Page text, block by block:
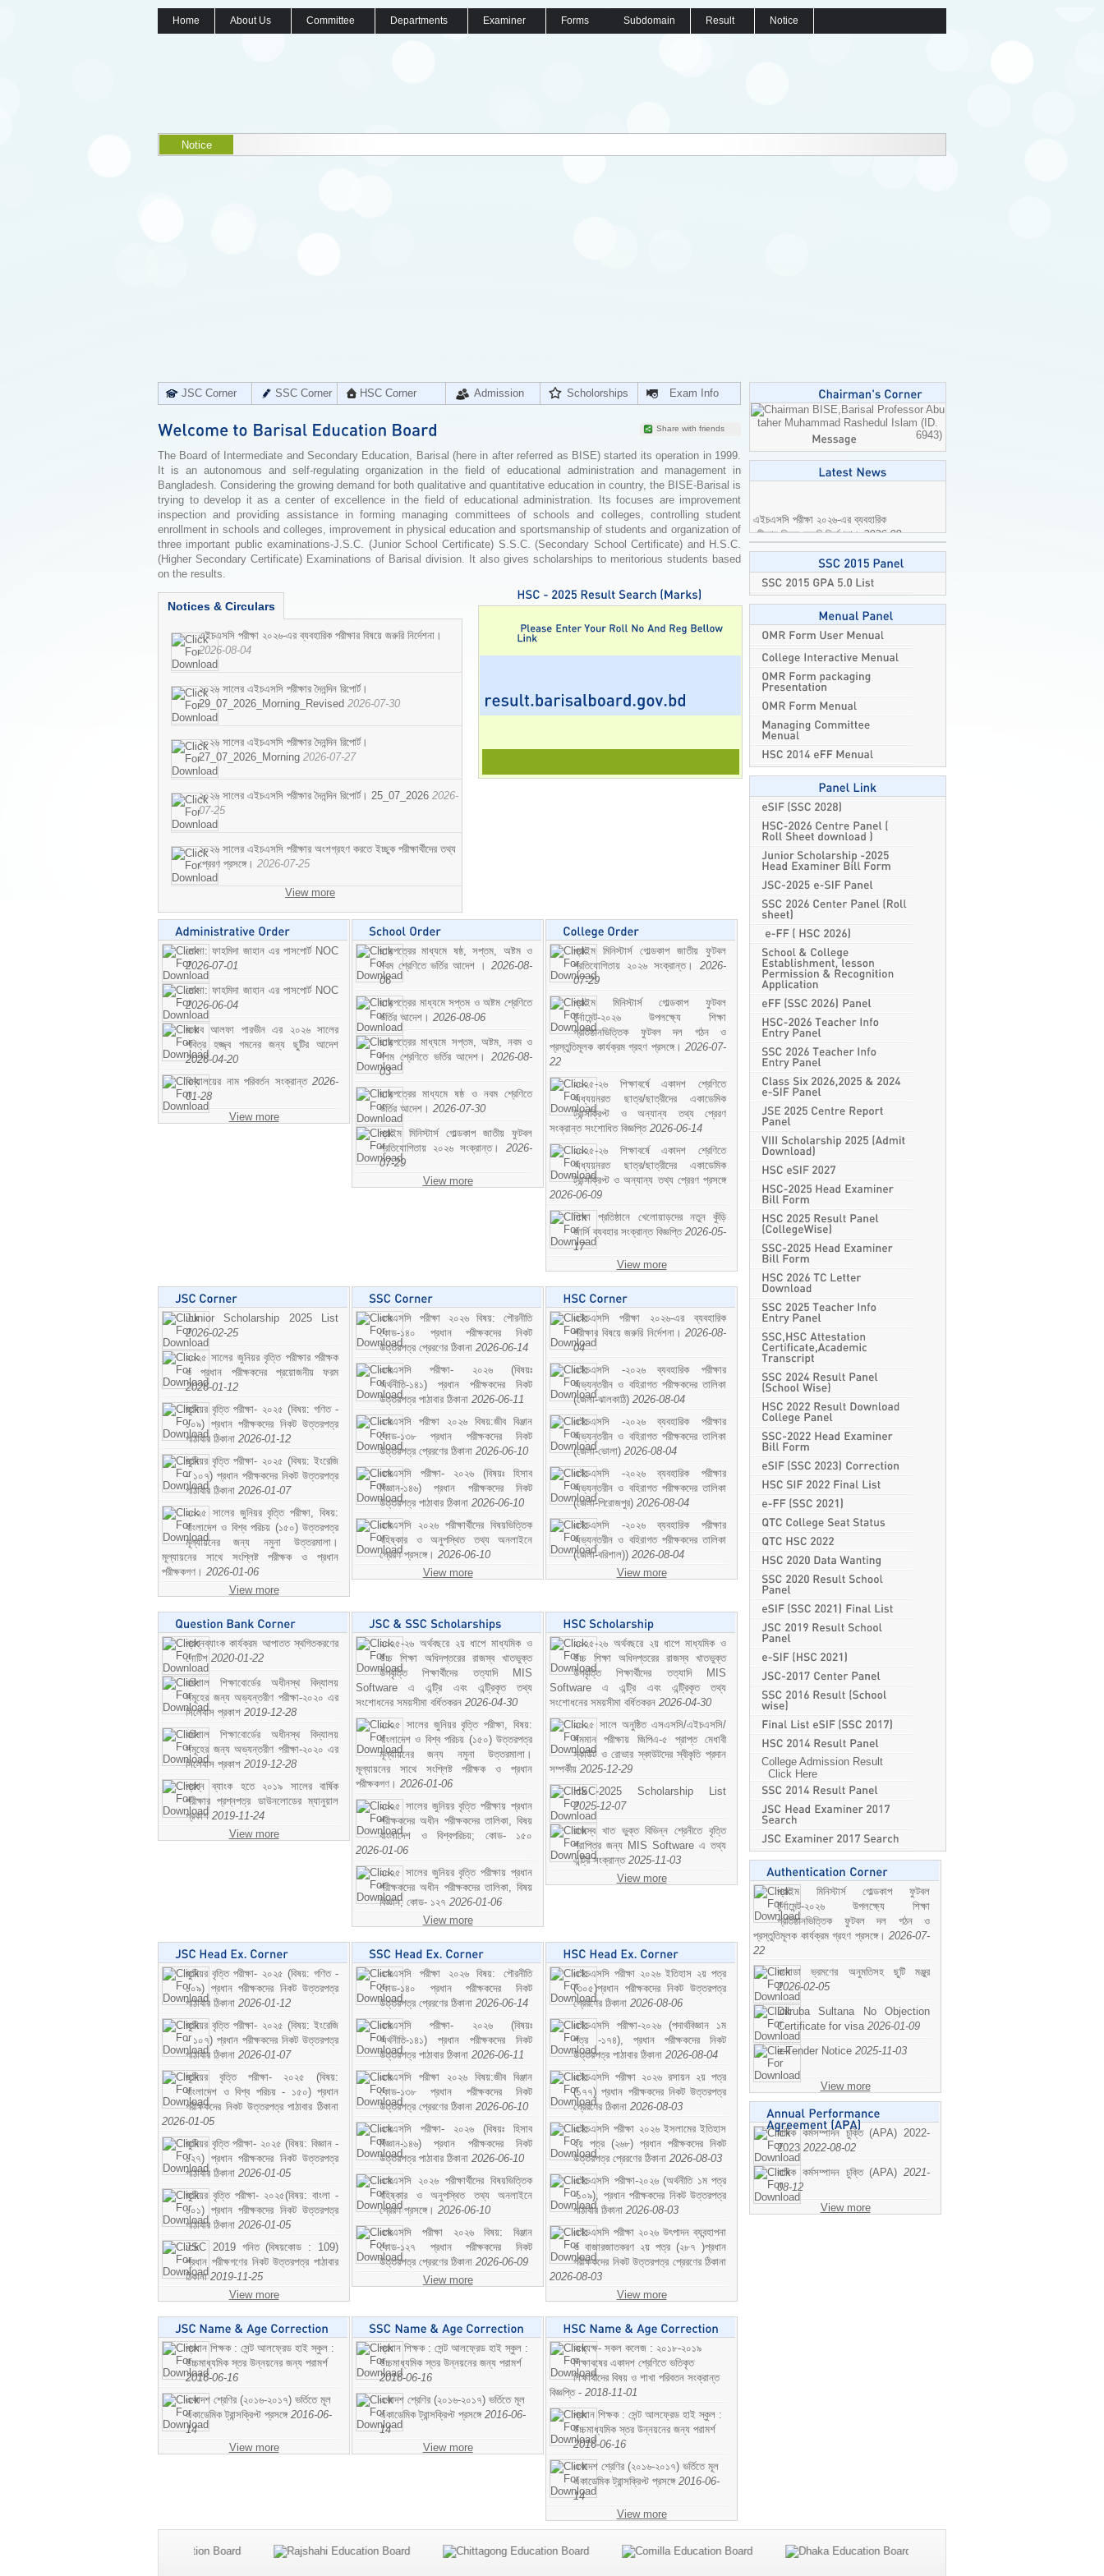
Home About Us Committee Departments Examiner Forms Subdomain Result Notice
Notice
JSC Corner SSC Corner HSC Corner Admission Scholorships Exam Info
Share with friends
The Board of Intermediate and Secondary Education, Barisal (here in after referred as BISE) started its operation in 1999.
It is an autonomous and self-regulating organization in the field of educational administration and management in
Bangladesh. Considering the growing demand for both qualitative and quantitative education in country, the BISE-Barisal is
trying to develop it as a center of excellence in the field of educational administration. Its focuses are improvement
inspection and providing assistance in forming managing committees of schools and colleges, controlling student
enrollment in schools and colleges, improvement in physical education and sportsmanship of students and organization of
three important public examinations-J.S.C. (Junior School Certificate) S.S.C. (Secondary School Certificate) and H.S.C.
(Higher Secondary Certificate) Examinations of Barisal division. It also gives scholarships to meritorious students based
on the results.
Notices & Circulars
এইচএসসি পরীক্ষা ২০২৬-এর ব্যবহারিক পরীক্ষার বিষয়ে জরুরি নির্দেশনা।
2026-08-04
২০২৬ সালের এইচএসসি পরীক্ষার দৈনন্দিন রিপোর্ট।
29_07_2026_Morning_Revised 2026-07-30
২০২৬ সালের এইচএসসি পরীক্ষার দৈনন্দিন রিপোর্ট।
27_07_2026_Morning 2026-07-27
২০২৬ সালের এইচএসসি পরীক্ষার দৈনন্দিন রিপোর্ট। 25_07_2026 2026-
07-25
২০২৬ সালের এইচএসসি পরীক্ষার অংশগ্রহণ করতে ইচ্ছুক পরীক্ষার্থীদের তথ্য
প্রেরণ প্রসঙ্গে। 2026-07-25
View more
মোসা: ফাহমিদা জাহান এর পাসপোর্ট NOC
2026-07-01
মোসা: ফাহমিদা জাহান এর পাসপোর্ট NOC
2026-06-04
জনাব আলফা পারভীন এর ২০২৬ সালের
পবিত্র হজ্জ্ব গমনের জন্য ছুটির আদেশ
2026-04-20
বিদ্যালয়ের নাম পরিবর্তন সংক্রান্ত 2026-
01-28
View more
ছাড়পত্রের মাধ্যমে ষষ্ঠ, সপ্তম, অষ্টম ও
নবম শ্রেণিতে ভর্তির আদেশ । 2026-08-
06
ছাড়পত্রের মাধ্যমে সপ্তম ও অষ্টম শ্রেণিতে
ভর্তির আদেশ। 2026-08-06
ছাড়পত্রের মাধ্যমে সপ্তম, অষ্টম, নবম ও
দশম শ্রেণিতে ভর্তির আদেশ। 2026-08-
03
ছাড়পত্রের মাধ্যমে ষষ্ঠ ও নবম শ্রেণিতে
ভর্তির আদেশ। 2026-07-30
প্রাইম মিনিস্টার্স গোল্ডকাপ জাতীয় ফুটবল
প্রতিযোগিতায় ২০২৬ সংক্রান্ত। 2026-
07-29
View more
প্রাইম মিনিস্টার্স গোল্ডকাপ জাতীয় ফুটবল
প্রতিযোগিতায় ২০২৬ সংক্রান্ত। 2026-
07-29
প্রাইম মিনিস্টার্স গোল্ডকাপ ফুটবল
টুর্নামেন্ট-২০২৬ উপলক্ষ্যে শিক্ষা
প্রতিষ্ঠানভিত্তিক ফুটবল দল গঠন ও
প্রস্তুতিমূলক কার্যক্রম গ্রহণ প্রসঙ্গে। 2026-07-
22
২০২৫-২৬ শিক্ষাবর্ষে একাদশ শ্রেণিতে
অধ্যয়নরত ছাত্র/ছাত্রীদের একাডেমিক
ট্রান্সক্রিপ্ট ও অন্যান্য তথ্য প্রেরণ
সংক্রান্ত সংশোধিত বিজ্ঞপ্তি 2026-06-14
২০২৫-২৬ শিক্ষাবর্ষে একাদশ শ্রেণিতে
অধ্যয়নরত ছাত্র/ছাত্রীদের একাডেমিক
ট্রান্সক্রিপ্ট ও অন্যান্য তথ্য প্রেরণ প্রসঙ্গে
2026-06-09
শিক্ষা প্রতিষ্ঠানে খেলোয়াড়দের নতুন কুঁড়ি
জার্সি ব্যবহার সংক্রান্ত বিজ্ঞপ্তি 2026-05-
17
View more
Junior Scholarship 2025 List
2026-02-25
২০২৫ সালের জুনিয়র বৃত্তি পরীক্ষার পরীক্ষক
ও প্রধান পরীক্ষকদের প্রয়োজনীয় ফরম
2026-01-12
জুনিয়র বৃত্তি পরীক্ষা- ২০২৫ (বিষয়: গণিত -
১০৯) প্রধান পরীক্ষকদের নিকট উত্তরপত্র
পাঠাবার ঠিকানা 2026-01-12
জুনিয়র বৃত্তি পরীক্ষা- ২০২৫ (বিষয়: ইংরেজি
- ১০৭) প্রধান পরীক্ষকদের নিকট উত্তরপত্র
পাঠাবার ঠিকানা 2026-01-07
২০২৫ সালের জুনিয়র বৃত্তি পরীক্ষা, বিষয়:
বাংলাদেশ ও বিশ্ব পরিচয় (১৫০) উত্তরপত্র
মূল্যায়নের জন্য নমুনা উত্তরমালা।
মূল্যায়নের সাথে সংশ্লিষ্ট পরীক্ষক ও প্রধান
পরীক্ষকগণ। 2026-01-06
View more
এসএসসি পরীক্ষা ২০২৬ বিষয়: পৌরনীতি
কোড-১৪০ প্রধান পরীক্ষকদের নিকট
উত্তরপত্র প্রেরণের ঠিকানা 2026-06-14
এসএসসি পরীক্ষা- ২০২৬ (বিষয়ঃ
অর্থনীতি-১৪১) প্রধান পরীক্ষকদের নিকট
উত্তরপত্র পাঠাবার ঠিকানা 2026-06-11
এসএসসি পরীক্ষা ২০২৬ বিষয়:জীব বিঞ্জান
কোড-১৩৮ প্রধান পরীক্ষকদের নিকট
উত্তরপত্র প্রেরণের ঠিকানা 2026-06-10
এসএসসি পরীক্ষা- ২০২৬ (বিষয়ঃ হিসাব
বিজ্ঞান-১৪৬) প্রধান পরীক্ষকদের নিকট
উত্তরপত্র পাঠাবার ঠিকানা 2026-06-10
এসএসসি ২০২৬ পরীক্ষার্থীদের বিষয়ভিত্তিক
বহিষ্কার ও অনুপস্থিত তথ্য অনলাইনে
প্রেরণ প্রসঙ্গে। 2026-06-10
View more
এইচএসসি পরীক্ষা ২০২৬-এর ব্যবহারিক
পরীক্ষার বিষয়ে জরুরি নির্দেশনা। 2026-08-
04
এইচএসসি -২০২৬ ব্যবহারিক পরীক্ষার
অভ্যন্তরীন ও বহিরাগত পরীক্ষকদের তালিকা
(জেলা-ঝালকাঠি) 2026-08-04
এইচএসসি -২০২৬ ব্যবহারিক পরীক্ষার
অভ্যন্তরীন ও বহিরাগত পরীক্ষকদের তালিকা
(জেলা-ভোলা) 2026-08-04
এইচএসসি -২০২৬ ব্যবহারিক পরীক্ষার
অভ্যন্তরীন ও বহিরাগত পরীক্ষকদের তালিকা
(জেলা-পিরোজপুর) 2026-08-04
এইচএসসি -২০২৬ ব্যবহারিক পরীক্ষার
অভ্যন্তরীন ও বহিরাগত পরীক্ষকদের তালিকা
(জেলা-বরিশাল)) 2026-08-04
View more
প্রশ্নব্যাংক কার্যক্রম আপাতত স্থগিতকরণের
নোটিশ 2020-01-22
বরিশাল শিক্ষাবোর্ডের অধীনস্থ বিদ্যালয়
সমূহের জন্য অভ্যন্তরীণ পরীক্ষা-২০২০ এর
সিলেবাস প্রকাশ 2019-12-28
বরিশাল শিক্ষাবোর্ডের অধীনস্থ বিদ্যালয়
সমূহের জন্য অভ্যন্তরীণ পরীক্ষা-২০২০ এর
সিলেবাস প্রকাশ 2019-12-28
প্রশ্ন ব্যাংক হতে ২০১৯ সালের বার্ষিক
পরীক্ষার প্রশ্নপত্র ডাউনলোডের ম্যানুয়াল
প্রকাশ 2019-11-24
View more
২০২৫-২৬ অর্থবছরে ২য় ধাপে মাধ্যমিক ও
উচ্চ শিক্ষা অধিদপ্তরের রাজস্ব খাতভুক্ত
উপবৃত্তি শিক্ষার্থীদের তত্যাদি MIS
Software এ এন্ট্রি এবং এন্ট্রিকৃত তথ্য
সংশোধনের সময়সীমা বর্ধিতকরন 2026-04-30
২০২৫ সালের জুনিয়র বৃত্তি পরীক্ষা, বিষয়:
বাংলাদেশ ও বিশ্ব পরিচয় (১৫০) উত্তরপত্র
মূল্যায়নের জন্য নমুনা উত্তরমালা।
মূল্যায়নের সাথে সংশ্লিষ্ট পরীক্ষক ও প্রধান
পরীক্ষকগণ। 2026-01-06
২০২৫ সালের জুনিয়র বৃত্তি পরীক্ষায় প্রধান
পরীক্ষকদের অধীন পরীক্ষকদের তালিকা, বিষয়
বাংলাদেশ ও বিশ্বপরিচয়; কোড- ১৫০
2026-01-06
২০২৫ সালের জুনিয়র বৃত্তি পরীক্ষায় প্রধান
পরীক্ষকদের অধীন পরীক্ষকদের তালিকা, বিষয়
বিজ্ঞান; কোড- ১২৭ 2026-01-06
View more
২০২৫-২৬ অর্থবছরে ২য় ধাপে মাধ্যমিক ও
উচ্চ শিক্ষা অধিদপ্তরের রাজস্ব খাতভুক্ত
উপবৃত্তি শিক্ষার্থীদের তত্যাদি MIS
Software এ এন্ট্রি এবং এন্ট্রিকৃত তথ্য
সংশোধনের সময়সীমা বর্ধিতকরন 2026-04-30
২০২৫ সালে অনুষ্ঠিত এসএসসি/এইচএসসি/
সমমান পরীক্ষায় জিপিএ-৫ প্রাপ্ত মেধাবী
স্কাউট ও রোভার স্কাউটদের স্বীকৃতি প্রদান
সম্পর্কীয় 2025-12-29
HSC-2025 Scholarship List
2025-12-07
রাজস্ব খাত ভুক্ত বিভিন্ন শ্রেনীতে বৃত্তি
প্রাপ্তির জন্য MIS Software এ তথ্য
এন্ট্রি সংক্রান্ত 2025-11-03
View more
জুনিয়র বৃত্তি পরীক্ষা- ২০২৫ (বিষয়: গণিত -
১০৯) প্রধান পরীক্ষকদের নিকট উত্তরপত্র
পাঠাবার ঠিকানা 2026-01-12
জুনিয়র বৃত্তি পরীক্ষা- ২০২৫ (বিষয়: ইংরেজি
- ১০৭) প্রধান পরীক্ষকদের নিকট উত্তরপত্র
পাঠাবার ঠিকানা 2026-01-07
জুনিয়র বৃত্তি পরীক্ষা- ২০২৫ (বিষয়:
বাংলাদেশ ও বিশ্ব পরিচয় - ১৫০) প্রধান
পরীক্ষকদের নিকট উত্তরপত্র পাঠাবার ঠিকানা
2026-01-05
জুনিয়র বৃত্তি পরীক্ষা- ২০২৫ (বিষয়: বিজ্ঞান -
১২৭) প্রধান পরীক্ষকদের নিকট উত্তরপত্র
পাঠাবার ঠিকানা 2026-01-05
জুনিয়র বৃত্তি পরীক্ষা- ২০২৫(বিষয়: বাংলা -
১০১) প্রধান পরীক্ষকদের নিকট উত্তরপত্র
পাঠাবার ঠিকানা 2026-01-05
JSC 2019 গনিত (বিষয়কোড : 109)
প্রধান পরীক্ষগণের নিকট উত্তরপত্র পাঠাবার
ঠিকানা2019-11-25
View more
এসএসসি পরীক্ষা ২০২৬ বিষয়: পৌরনীতি
কোড-১৪০ প্রধান পরীক্ষকদের নিকট
উত্তরপত্র প্রেরণের ঠিকানা 2026-06-14
এসএসসি পরীক্ষা- ২০২৬ (বিষয়ঃ
অর্থনীতি-১৪১) প্রধান পরীক্ষকদের নিকট
উত্তরপত্র পাঠাবার ঠিকানা 2026-06-11
এসএসসি পরীক্ষা ২০২৬ বিষয়:জীব বিঞ্জান
কোড-১৩৮ প্রধান পরীক্ষকদের নিকট
উত্তরপত্র প্রেরণের ঠিকানা 2026-06-10
এসএসসি পরীক্ষা- ২০২৬ (বিষয়ঃ হিসাব
বিজ্ঞান-১৪৬) প্রধান পরীক্ষকদের নিকট
উত্তরপত্র পাঠাবার ঠিকানা 2026-06-10
এসএসসি ২০২৬ পরীক্ষার্থীদের বিষয়ভিত্তিক
বহিষ্কার ও অনুপস্থিত তথ্য অনলাইনে
প্রেরণ প্রসঙ্গে। 2026-06-10
এসএসসি পরীক্ষা ২০২৬ বিষয়: বিঞ্জান
কোড-১২৭ প্রধান পরীক্ষকদের নিকট
উত্তরপত্র প্রেরণের ঠিকানা 2026-06-09
View more
এইচএসসি পরীক্ষা ২০২৬ ইতিহাস ২য় পত্র
(৩০৫)প্রধান পরীক্ষকদের নিকট উত্তরপত্র
প্রেরণের ঠিকানা 2026-08-06
এইচএসসি পরীক্ষা-২০২৬ (পদার্থবিজ্ঞান ১ম
পত্র -১৭৪), প্রধান পরীক্ষকদের নিকট
উত্তরপত্র পাঠাবার ঠিকানা 2026-08-04
এইচএসসি পরীক্ষা ২০২৬ রসায়ন ২য় পত্র
(১৭৭) প্রধান পরীক্ষকদের নিকট উত্তরপত্র
প্রেরণের ঠিকানা 2026-08-03
এইচএসসি পরীক্ষা ২০২৬ ইসলামের ইতিহাস
২য় পত্র (২৬৮) প্রধান পরীক্ষকদের নিকট
উত্তরপত্র প্রেরণের ঠিকানা 2026-08-03
এইচএসসি পরীক্ষা-২০২৬ (অর্থনীতি ১ম পত্র
-১০৯), প্রধান পরীক্ষকদের নিকট উত্তরপত্র
পাঠাবার ঠিকানা 2026-08-03
এইচএসসি পরীক্ষা ২০২৬ উৎপাদন ব্যবন্হাপনা
ও বাজারজাতকরণ ২য় পত্র (২৮৭ )প্রধান
পরীক্ষকদের নিকট উত্তরপত্র প্রেরণের ঠিকানা
2026-08-03
View more
প্রধান শিক্ষক : সেন্ট আলফ্রেড হাই স্কুল :
উচ্চমাধ্যমিক স্তর উন্নয়নের জন্য পরামর্শ
2016-06-16
একাদশ শ্রেণির (২০১৬-২০১৭) ভর্তিতে মূল
একাডেমিক ট্রান্সক্রিপ্ট প্রসঙ্গে 2016-06-
14
View more
প্রধান শিক্ষক : সেন্ট আলফ্রেড হাই স্কুল :
উচ্চমাধ্যমিক স্তর উন্নয়নের জন্য পরামর্শ
2016-06-16
একাদশ শ্রেণির (২০১৬-২০১৭) ভর্তিতে মূল
একাডেমিক ট্রান্সক্রিপ্ট প্রসঙ্গে 2016-06-
14
View more
অধ্যক্ষ- সকল কলেজ : ২০১৮-২০১৯
শিক্ষাবষের একাদশ শ্রেণিতে ভতিকৃত
শিক্ষাথীদের বিষয় ও শাখা পরিবতন সংক্রান্ত
বিজ্ঞপ্তি - 2018-11-01
প্রধান শিক্ষক : সেন্ট আলফ্রেড হাই স্কুল :
উচ্চমাধ্যমিক স্তর উন্নয়নের জন্য পরামর্শ
2016-06-16
একাদশ শ্রেণির (২০১৬-২০১৭) ভর্তিতে মূল
একাডেমিক ট্রান্সক্রিপ্ট প্রসঙ্গে 2016-06-
14
View more
Professor Abu
taher Muhammad Rashedul Islam (ID.
6943)
পরীক্ষার বিষয়ে জরুরি নির্দেশনা।2026-08-
04
College Admission Result
Click Here
প্রাইম মিনিস্টার্স গোল্ডকাপ ফুটবল
টুর্নামেন্ট-২০২৬ উপলক্ষ্যে শিক্ষা
প্রতিষ্ঠানভিত্তিক ফুটবল দল গঠন ও
প্রস্তুতিমূলক কার্যক্রম গ্রহণ প্রসঙ্গে। 2026-07-
22
কানাডা ভ্রমণের অনুমতিসহ ছুটি মঞ্জুর
2026-02-05
Dilruba Sultana No Objection
Certificate for visa 2026-01-09
e-Tender Notice 2025-11-03
View more
বাষিক কর্মসম্পাদন চুক্তি (APA) 2022-
2023 2022-08-02
বাষিক কর্মসম্পাদন চুক্তি (APA) 2021-
08-12
View more